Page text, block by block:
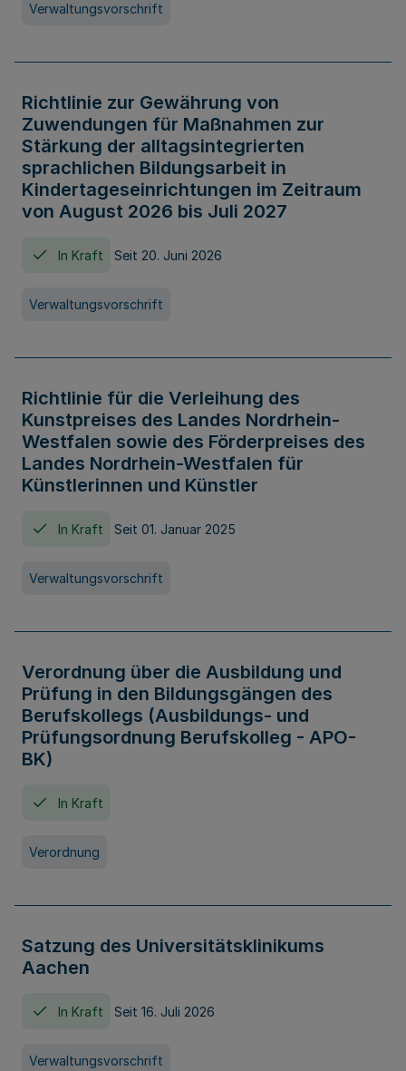
Verwaltungsvorschrift
Richtlinie zur Gewährung von
Zuwendungen für Maßnahmen zur
Stärkung der alltagsintegrierten
sprachlichen Bildungsarbeit in
Kindertageseinrichtungen im Zeitraum
von August 2026 bis Juli 2027
In Kraft Seit 20. Juni 2026
Verwaltungsvorschrift
Richtlinie für die Verleihung des
Kunstpreises des Landes Nordrhein-
Westfalen sowie des Förderpreises des
Landes Nordrhein-Westfalen für
Künstlerinnen und Künstler
In Kraft Seit 01. Januar 2025
Verwaltungsvorschrift
Verordnung über die Ausbildung und
Prüfung in den Bildungsgängen des
Berufskollegs (Ausbildungs- und
Prüfungsordnung Berufskolleg - APO-
BK)
In Kraft
Verordnung
Satzung des Universitätsklinikums
Aachen
In Kraft Seit 16. Juli 2026
Verwaltungsvorschrift